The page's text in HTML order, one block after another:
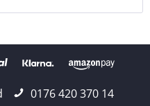
0176 420 370 14